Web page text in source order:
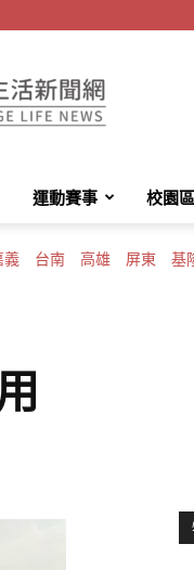
運動賽事 校園區
義 台南 高雄 屏東 基